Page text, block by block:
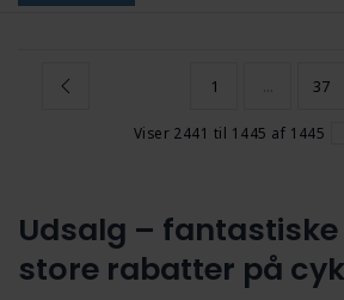
1 ... 37
Viser 2441 til 1445 af 1445
Udsalg –
store rabatter på